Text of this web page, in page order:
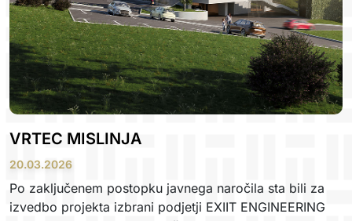
VRTEC MISLINJA
20.03.2026
Po zaključenem postopku javnega naročila sta bili za
izvedbo projekta izbrani podjetji EXIIT ENGINEERING